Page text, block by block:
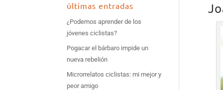
últimas entradas
¿Podemos aprender de los
jóvenes ciclistas?
Pogacar el bárbaro impide un
nueva rebelión
Microrrelatos ciclistas: mi mejor y
peor amigo